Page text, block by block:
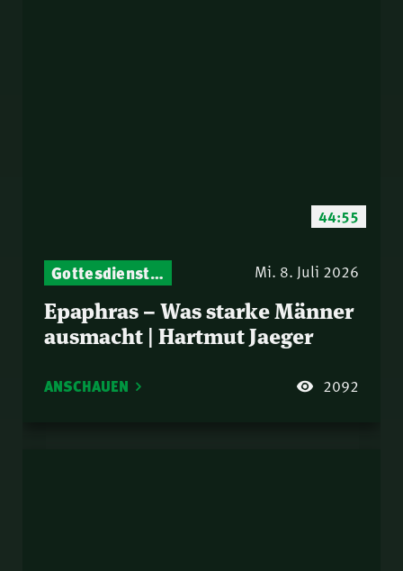
44:55
Gottesdienst-Botschaften – Jeden Sonntag neu: Aktuelle Predigten vom Mitternachtsruf Mi. 8. Juli 2026
Epaphras – Was starke Männer
ausmacht | Hartmut Jaeger
ANSCHAUEN 2092